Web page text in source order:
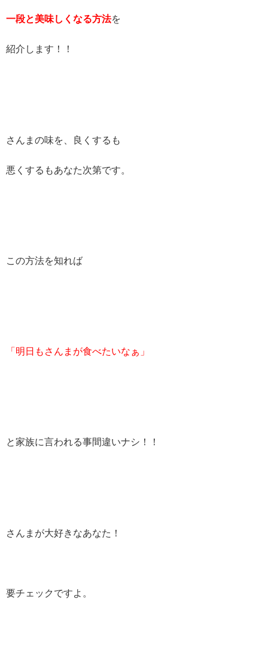
一段と美味しくなる方法を
紹介します！！
さんまの味を、良くするも
悪くするもあなた次第です。
この方法を知れば
「明日もさんまが食べたいなぁ」
と家族に言われる事間違いナシ！！
さんまが大好きなあなた！
要チェックですよ。